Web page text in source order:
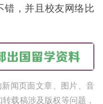
错，并且校友网络比
闻页面文章、图片、音
载稿涉及版权等问题，